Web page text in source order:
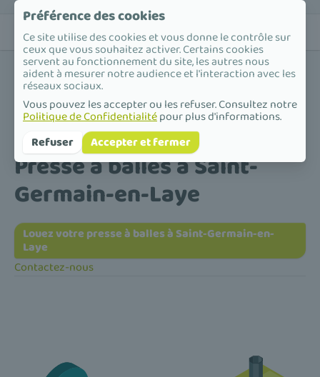
Accueil /Presse à balles /Île-de-France /Yvelines
Saint-Germain-en-Laye
Presse à balles à Saint-
Germain-en-Laye
Louez votre presse à balles à Saint-Germain-en-
Laye
Contactez-nous
Préférence des cookies
Ce site utilise des cookies et vous donne le contrôle sur
ceux que vous souhaitez activer. Certains cookies
servent au fonctionnement du site, les autres nous
aident à mesurer notre audience et l'interaction avec les
réseaux sociaux.
Vous pouvez les accepter ou les refuser. Consultez notre
Politique de Confidentialitépour plus d'informations.
Refuser
Accepter et fermer